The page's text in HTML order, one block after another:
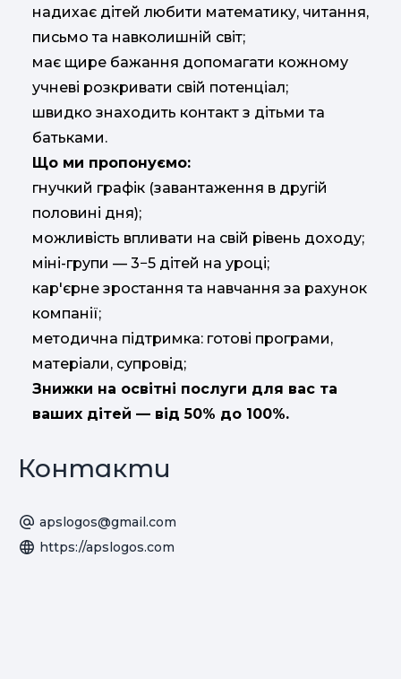
надихає дітей любити математику, читання,
письмо та навколишній світ;
має щире бажання допомагати кожному
учневі розкривати свій потенціал;
швидко знаходить контакт з дітьми та
батьками.
Що ми пропонуємо:
гнучкий графік (завантаження в другій
половині дня);
можливість впливати на свій рівень доходу;
міні-групи — 3−5 дітей на уроці;
кар'єрне зростання та навчання за рахунок
компанії;
методична підтримка: готові програми,
матеріали, супровід;
Знижки на освітні послуги для вас та
ваших дітей — від 50% до 100%.
Контакти
apslogos@gmail.com
https://apslogos.com